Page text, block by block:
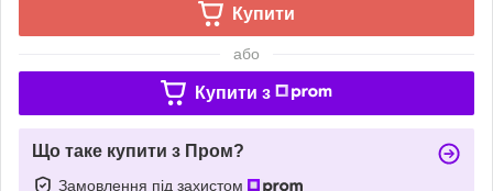
Купити
або
Купити з
Що таке купити з Пром?
Замовлення під захистом